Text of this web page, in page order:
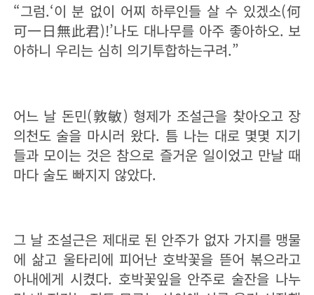
“그럼.‘이 분 없이 어찌 하루인들 살 수 있겠소(何
可一日無此君)!’나도 대나무를 아주 좋아하오. 보
아하니 우리는 심히 의기투합하는구려.”
어느 날 돈민(敦敏) 형제가 조설근을 찾아오고 장
의천도 술을 마시러 왔다. 틈 나는 대로 몇몇 지기
들과 모이는 것은 참으로 즐거운 일이었고 만날 때
마다 술도 빠지지 않았다.
그 날 조설근은 제대로 된 안주가 없자 가지를 맹물
에 삶고 울타리에 피어난 호박꽃을 뜯어 볶으라고
아내에게 시켰다. 호박꽃잎을 안주로 술잔을 나누